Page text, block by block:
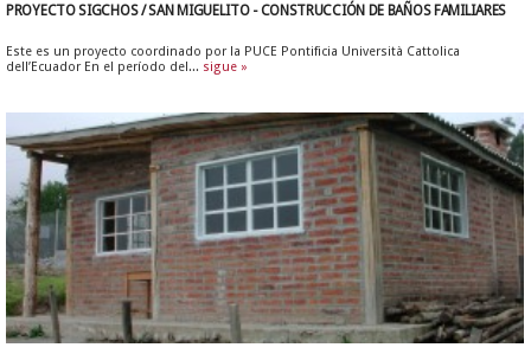
PROYECTO SIGCHOS / SAN MIGUELITO - CONSTRUCCIÓN DE BAÑOS FAMILIARES
Este es un proyecto coordinado por la PUCE Pontificia Università Cattolica
dell’Ecuador En el período del... sigue »